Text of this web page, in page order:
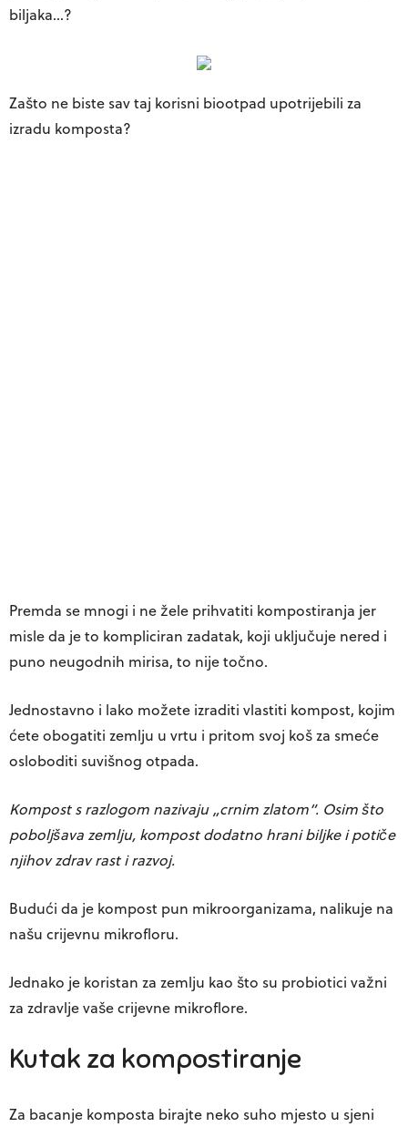
biljaka…?
Zašto ne biste sav taj korisni biootpad upotrijebili za
izradu komposta?
Premda se mnogi i ne žele prihvatiti kompostiranja jer
misle da je to kompliciran zadatak, koji uključuje nered i
puno neugodnih mirisa, to nije točno.
Jednostavno i lako možete izraditi vlastiti kompost, kojim
ćete obogatiti zemlju u vrtu i pritom svoj koš za smeće
osloboditi suvišnog otpada.
Kompost s razlogom nazivaju „crnim zlatom“. Osim što
poboljšava zemlju, kompost dodatno hrani biljke i potiče
njihov zdrav rast i razvoj.
Budući da je kompost pun mikroorganizama, nalikuje na
našu crijevnu mikrofloru.
Jednako je koristan za zemlju kao što su probiotici važni
za zdravlje vaše crijevne mikroflore.
Kutak za kompostiranje
Za bacanje komposta birajte neko suho mjesto u sjeni